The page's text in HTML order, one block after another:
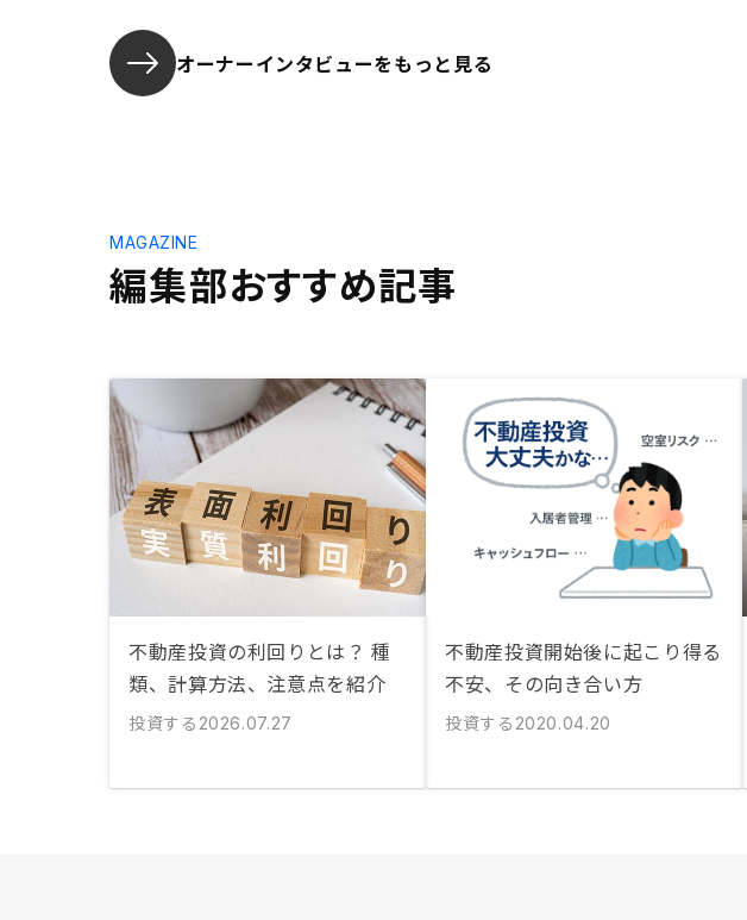
オーナーインタビューをもっと見る
編集部おすすめ記事
MAGAZINE
不動産投資の利回りとは？ 種
類、計算方法、注意点を紹介
投資する 2026.07.27
不動産投資開始後に起こり得る
不安、その向き合い方
投資する 2020.04.20